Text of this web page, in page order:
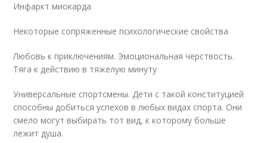
Инфаркт миокарда
Некоторые сопряженные психологические свойства
Любовь к приключениям. Эмоциональная черствость.
Тяга к действию в тяжелую минуту
Универсальные спортсмены. Дети с такой конституцией
способны добиться успехов в любых видах спорта. Они
смело могут выбирать тот вид, к которому больше
лежит душа.